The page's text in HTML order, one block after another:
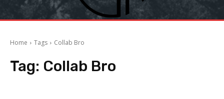
Home Tags Collab Bro
Tag: Collab Bro